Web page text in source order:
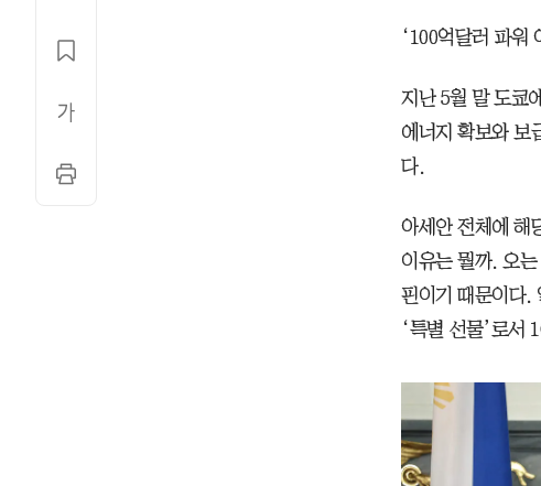
‘100억달러 파워
지난 5월 말 도쿄
에너지 확보와 보
다.
아세안 전체에 해
이유는 뭘까. 오
핀이기 때문이다.
‘특별 선물’로서